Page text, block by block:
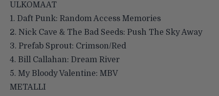
ULKOMAAT
1. Daft Punk: Random Access Memories
2. Nick Cave & The Bad Seeds: Push The Sky Away
3. Prefab Sprout: Crimson/Red
4. Bill Callahan: Dream River
5. My Bloody Valentine: MBV
METALLI